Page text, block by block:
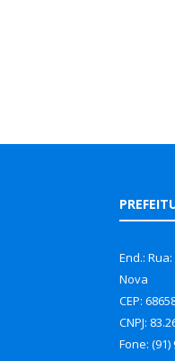
End.:
Nova
CEP:
CNPJ:
Fone: (91)